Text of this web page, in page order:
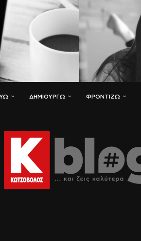
ΔΗΜΙΟΥΡΓΏ ΦΡΟΝΤΊΖΩ